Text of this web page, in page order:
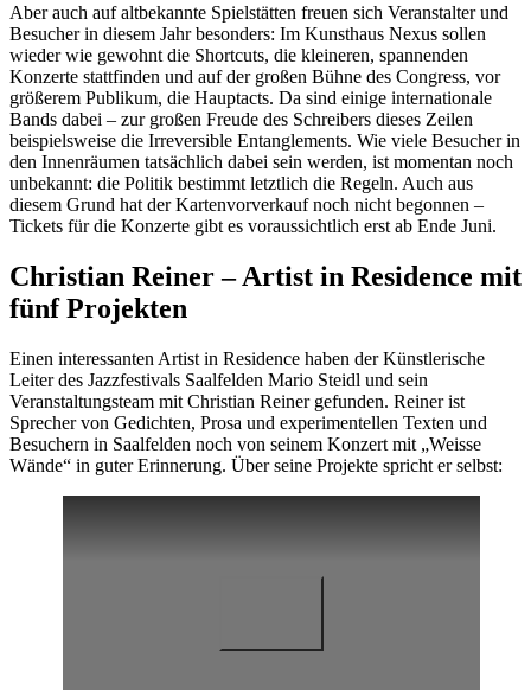
Aber auch auf altbekannte Spielstätten freuen sich Veranstalter und
Besucher in diesem Jahr besonders: Im Kunsthaus Nexus sollen
wieder wie gewohnt die Shortcuts, die kleineren, spannenden
Konzerte stattfinden und auf der großen Bühne des Congress, vor
größerem Publikum, die Hauptacts. Da sind einige internationale
Bands dabei – zur großen Freude des Schreibers dieses Zeilen
beispielsweise die Irreversible Entanglements. Wie viele Besucher in
den Innenräumen tatsächlich dabei sein werden, ist momentan noch
unbekannt: die Politik bestimmt letztlich die Regeln. Auch aus
diesem Grund hat der Kartenvorverkauf noch nicht begonnen –
Tickets für die Konzerte gibt es voraussichtlich erst ab Ende Juni.
Christian Reiner – Artist in Residence mit
fünf Projekten
Einen interessanten Artist in Residence haben der Künstlerische
Leiter des Jazzfestivals Saalfelden Mario Steidl und sein
Veranstaltungsteam mit Christian Reiner gefunden. Reiner ist
Sprecher von Gedichten, Prosa und experimentellen Texten und
Besuchern in Saalfelden noch von seinem Konzert mit „Weisse
Wände“ in guter Erinnerung. Über seine Projekte spricht er selbst: